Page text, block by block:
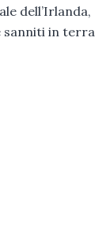
dell’Irlanda,
sanniti in terra